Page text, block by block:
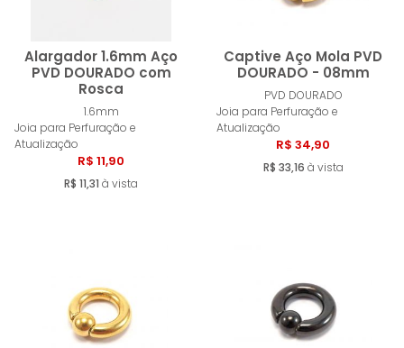
Alargador 1.6mm Aço
PVD DOURADO com
Rosca
1.6mm
Joia para Perfuração e
Atualização
R$ 11,90
R$ 11,31 à vista
Comprar
Captive Aço Mola PVD
DOURADO - 08mm
PVD DOURADO
Joia para Perfuração e
Atualização
R$ 34,90
R$ 33,16 à vista